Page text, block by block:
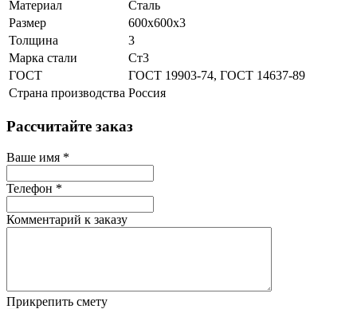
Материал
Сталь
Размер
600х600х3
Толщина
3
Марка стали
Ст3
ГОСТ
ГОСТ 19903-74, ГОСТ 14637-89
Страна производства Россия
Рассчитайте заказ
Ваше имя *
Телефон *
Комментарий к заказу
Прикрепить смету